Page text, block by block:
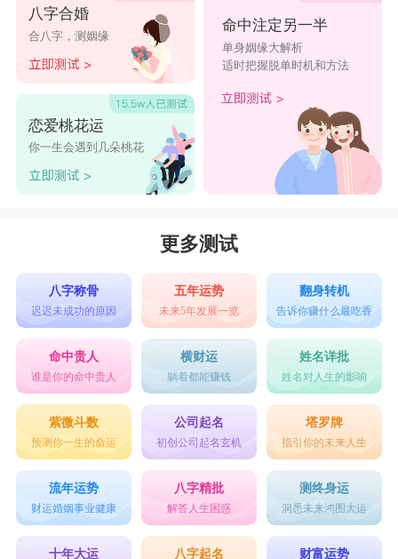
狮子女要学会通过讨论掌握一些东西。天秤座
并不意味着戏剧性的事件和脾气的爆发。那种事情
不是与天性相合的，它会阻碍一个良好的均衡关系
的形成，会破坏和谐的可能性。因为和谐、均衡和
和平对每一个天秤座来说，是三位一体的，这使人
们认为，他们不会为了吵架而发起争论，只是从合
乎道理方面来澄清事实，使每一个人看到事情是公
其他人明白得多。两个人对性都有需求，但方向却
不同，天秤座喜欢轻燃慢扫的爱抚方式，狮子座直
接而主动，令到天秤座觉得失去的情趣。
狮子女是恋爱狂热份子，非常多情而性感的，
而天秤男对异性很有品味。狮子女在某些事上太喜
欢用自己的方法，因而显得固执。这点天秤男好多
了。天秤男要多多表达自己真实的爱，不必仅以实
际刻板的方式。狮子女也有单恋的苦恼，或苦于爱
天秤男在心里口难开。两人的恋情过于多元复杂，
八字合婚
合八字，测姻缘
恋爱桃花运
你一生会遇到几朵桃花
命中注定另一半
单身姻缘大解析
适时把握脱单时机和方法
更多测试
八字称骨
迟迟未成功的原因
五年运势
未来5年发展一览
翻身转机
告诉你赚什么最吃香
命中贵人
谁是你的命中贵人
横财运
躺着都能赚钱
姓名详批
姓名对人生的影响
紫微斗数
预测你一生的命运
公司起名
初创公司起名玄机
塔罗牌
指引你的未来人生
流年运势
财运婚姻事业健康
八字精批
解答人生困惑
测终身运
洞悉未来鸿图大运
十年大运 八字起名 财富运势